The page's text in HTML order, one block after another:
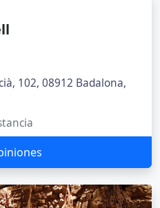
102, 08912 Badalona,